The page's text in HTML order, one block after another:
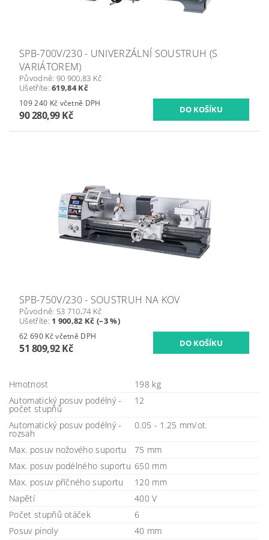
SPB-700V/230 - UNIVERZÁLNÍ SOUSTRUH (S
VARIÁTOREM)
Původně: 90 900,83 Kč
Ušetříte:619,84 Kč
109 240 Kč včetně DPH
90 280,99 Kč
SPB-750V/230 - SOUSTRUH NA KOV
Původně: 53 710,74 Kč
Ušetříte: 1 900,82 Kč (–3 %)
62 690 Kč včetně DPH
51 809,92 Kč
Hmotnost
198 kg
Automatický posuv podélný -
počet stupňů
12
Automatický posuv podélný -
rozsah
0.05 - 1.25 mm/ot.
Max. posuv nožového suportu
75 mm
Max. posuv podélného suportu 650 mm
Max. posuv příčného suportu
120 mm
Napětí
400 V
Počet stupňů otáček
6
Posuv pinoly
40 mm